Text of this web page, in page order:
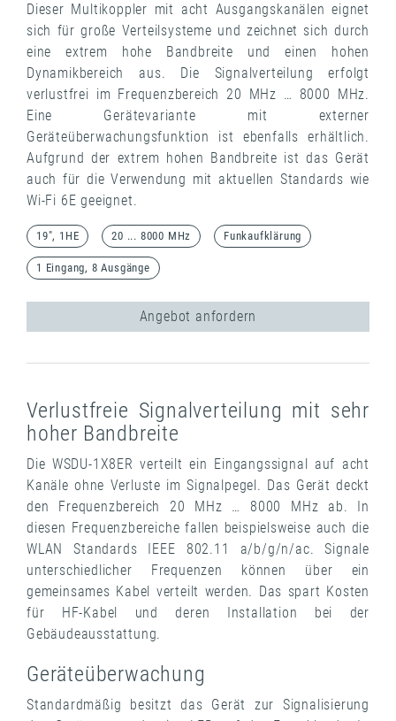
Dieser Multikoppler mit acht Ausgangskanälen eignet
sich für große Verteilsysteme und zeichnet sich durch
eine extrem hohe Bandbreite und einen hohen
Dynamikbereich aus. Die Signalverteilung erfolgt
verlustfrei im Frequenzbereich 20 MHz … 8000 MHz.
Eine Gerätevariante mit externer
Geräteüberwachungsfunktion ist ebenfalls erhältlich.
Aufgrund der extrem hohen Bandbreite ist das Gerät
auch für die Verwendung mit aktuellen Standards wie
Wi-Fi 6E geeignet.
19", 1HE 20 ... 8000 MHz Funkaufklärung
1 Eingang, 8 Ausgänge
Angebot anfordern
Verlustfreie Signalverteilung mit sehr
hoher Bandbreite
Die WSDU-1X8ER verteilt ein Eingangssignal auf acht
Kanäle ohne Verluste im Signalpegel. Das Gerät deckt
den Frequenzbereich 20 MHz … 8000 MHz ab. In
diesen Frequenzbereiche fallen beispielsweise auch die
WLAN Standards IEEE 802.11 a/b/g/n/ac. Signale
unterschiedlicher Frequenzen können über ein
gemeinsames Kabel verteilt werden. Das spart Kosten
für HF-Kabel und deren Installation bei der
Gebäudeausstattung.
Geräteüberwachung
Standardmäßig besitzt das Gerät zur Signalisierung